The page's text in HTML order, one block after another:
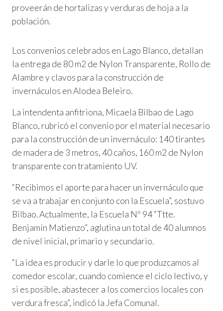
proveerán de hortalizas y verduras de hoja a la
población.
Los convenios celebrados en Lago Blanco, detallan
la entrega de 80 m2 de Nylon Transparente, Rollo de
Alambre y clavos para la construcción de
invernáculos en Alodea Beleiro.
La intendenta anfitriona, Micaela Bilbao de Lago
Blanco, rubricó el convenio por el material necesario
para la construcción de un invernáculo: 140 tirantes
de madera de 3 metros, 40 caños, 160 m2 de Nylon
transparente con tratamiento UV.
“Recibimos el aporte para hacer un invernáculo que
se va a trabajar en conjunto con la Escuela”, sostuvo
Bilbao. Actualmente, la Escuela Nº 94 “Ttte.
Benjamín Matienzo”, aglutina un total de 40 alumnos
de nivel inicial, primario y secundario.
“La idea es producir y darle lo que produzcamos al
comedor escolar, cuando comience el ciclo lectivo, y
si es posible, abastecer a los comercios locales con
verdura fresca”, indicó la Jefa Comunal.